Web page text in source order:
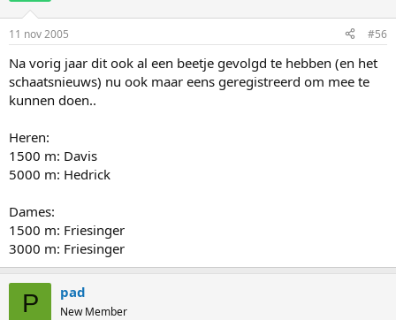
11 nov 2005 #56
Na vorig jaar dit ook al een beetje gevolgd te hebben (en het
schaatsnieuws) nu ook maar eens geregistreerd om mee te
kunnen doen..
Heren:
1500 m: Davis
5000 m: Hedrick
Dames:
1500 m: Friesinger
3000 m: Friesinger
P pad
New Member